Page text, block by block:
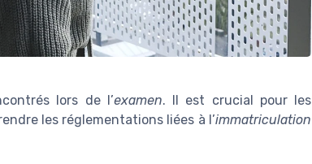
lors de l’examen. Il est crucial pour les
les réglementations liées à l’immatriculation